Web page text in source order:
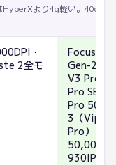
より4g軽い。40g台
・
2全モ
Focus
Gen-2（
V3 Pro・
Pro SE）
Pro 50K
3（Viper
Pro）：最
930IPS